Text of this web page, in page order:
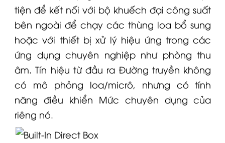
tiện để kết nối với bộ khuếch đại công suất
bên ngoài để chạy các thùng loa bổ sung
hoặc với thiết bị xử lý hiệu ứng trong các
ứng dụng chuyên nghiệp như phòng thu
âm. Tín hiệu từ đầu ra Đường truyền không
có mô phỏng loa/micrô, nhưng có tính
năng điều khiển Mức chuyên dụng của
riêng nó.